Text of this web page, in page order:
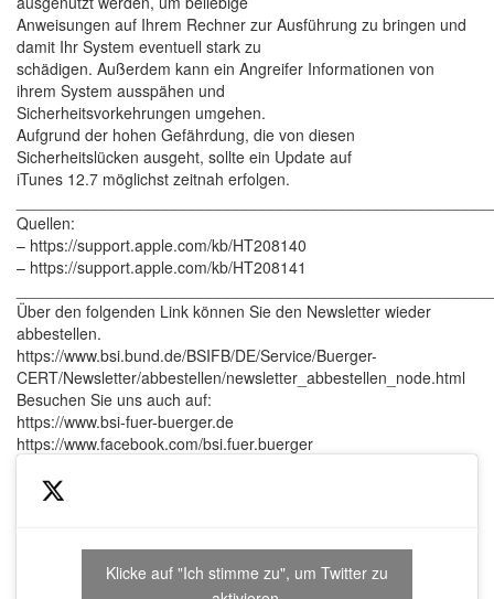
Anweisungen auf Ihrem Rechner zur Ausführung zu bringen und
damit Ihr System eventuell stark zu
schädigen. Außerdem kann ein Angreifer Informationen von
ihrem System ausspähen und
Sicherheitsvorkehrungen umgehen.
Aufgrund der hohen Gefährdung, die von diesen
Sicherheitslücken ausgeht, sollte ein Update auf
iTunes 12.7 möglichst zeitnah erfolgen.
Quellen:
– https://support.apple.com/kb/HT208140
– https://support.apple.com/kb/HT208141
Über den folgenden Link können Sie den Newsletter wieder
abbestellen.
https://www.bsi.bund.de/BSIFB/DE/Service/Buerger-
CERT/Newsletter/abbestellen/newsletter_abbestellen_node.html
Besuchen Sie uns auch auf:
https://www.bsi-fuer-buerger.de
https://www.facebook.com/bsi.fuer.buerger
Klicke auf "Ich stimme zu", um Twitter zu